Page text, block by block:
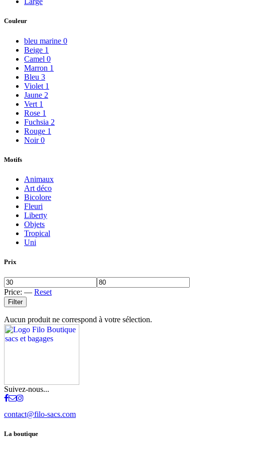
Couleur
bleu marine 0
Beige 1
Camel 0
Marron 1
Bleu 3
Violet 1
Jaune 2
Vert 1
Rose 1
Fuchsia 2
Rouge 1
Noir 0
Motifs
Animaux
Art déco
Bicolore
Fleuri
Liberty
Objets
Tropical
Uni
Prix
Price: — Reset
Filter
Aucun produit ne correspond à votre sélection.
Suivez-nous...
contact@filo-sacs.com
La boutique